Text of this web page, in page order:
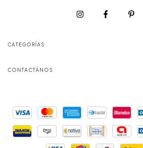
CATEGORÍAS
CONTACTÁNOS